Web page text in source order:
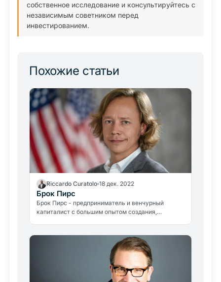
собственное исследование и консультируйтесь с
независимым советником перед
инвестированием.
Похожие статьи
Riccardo Curatolo 18 дек. 2022
Брок Пирс
Брок Пирс - предприниматель и венчурный
капиталист с большим опытом создания,